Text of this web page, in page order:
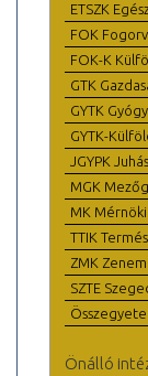
ETSZK
FOK
FOK-K
GTK
GYTK
GYTK-
JGYPK
MGK
MK
TTIK
ZMK
SZTE
Önálló